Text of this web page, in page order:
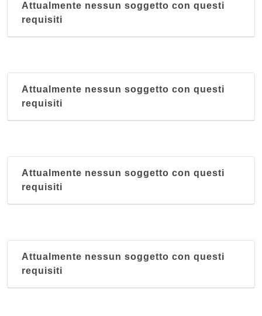
Attualmente nessun soggetto con questi
requisiti
Attualmente nessun soggetto con questi
requisiti
Attualmente nessun soggetto con questi
requisiti
Attualmente nessun soggetto con questi
requisiti